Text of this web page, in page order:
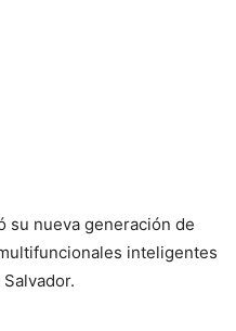
su nueva generación de
inteligentes